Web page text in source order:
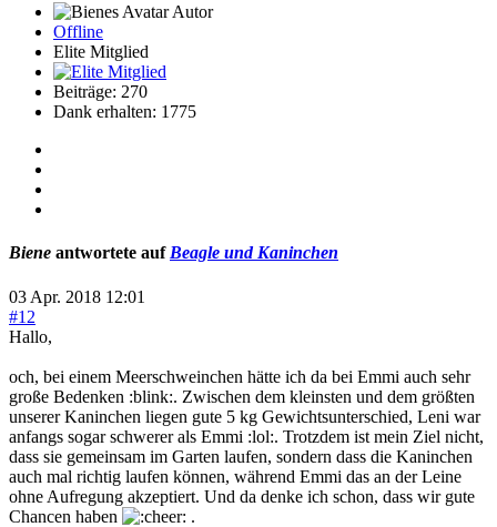
Autor
Offline
Elite Mitglied
Beiträge: 270
Dank erhalten: 1775
Biene antwortete auf Beagle und Kaninchen
03 Apr. 2018 12:01
#12
Hallo,
och, bei einem Meerschweinchen hätte ich da bei Emmi auch sehr
große Bedenken :blink:. Zwischen dem kleinsten und dem größten
unserer Kaninchen liegen gute 5 kg Gewichtsunterschied, Leni war
anfangs sogar schwerer als Emmi :lol:. Trotzdem ist mein Ziel nicht,
dass sie gemeinsam im Garten laufen, sondern dass die Kaninchen
auch mal richtig laufen können, während Emmi das an der Leine
ohne Aufregung akzeptiert. Und da denke ich schon, dass wir gute
Chancen haben
.